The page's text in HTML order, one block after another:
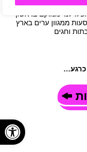
הכי צבעוני ושמח!
ממוקם בראשון
ממגוון ערים בארץ
כרגע…